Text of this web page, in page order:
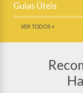
Guias Úteis
VER TODOS +